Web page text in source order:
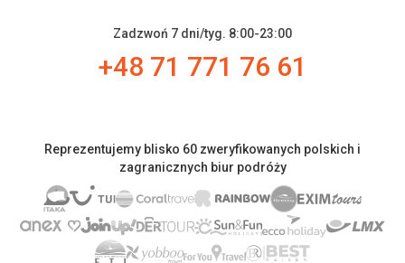
Zadzwoń 7 dni/tyg. 8:00-23:00
+48 71 771 76 61
Reprezentujemy blisko 60 zweryfikowanych polskich i
zagranicznych biur podróży